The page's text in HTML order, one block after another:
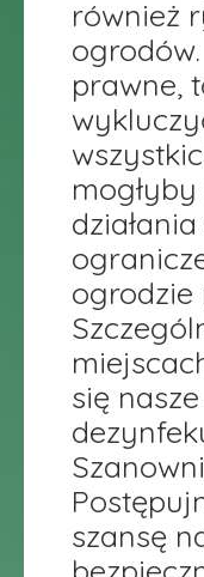
również
prawne,
ogrodzie
się
szansę